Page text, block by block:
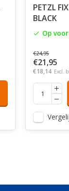
PETZL
BLACK
Op
€24,95
€21,95
€18,14 Excl.